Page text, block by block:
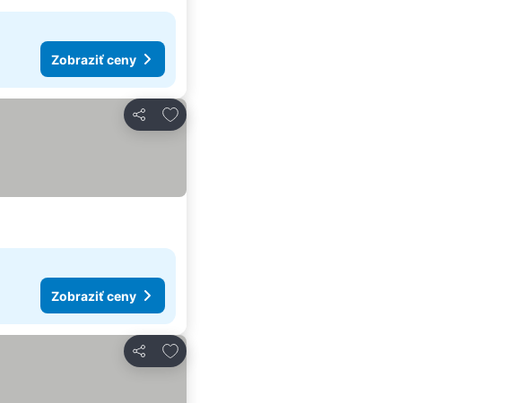
Zobraziť ceny
Zdieľať
Pridať do obľúbených
Zobraziť ceny
Zdieľať
Pridať do obľúbených